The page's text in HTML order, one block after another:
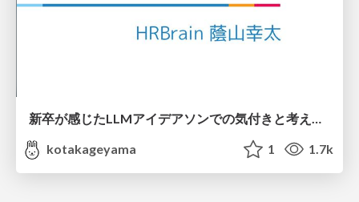
新卒が感じたLLMアイデアソンでの気付きと考え方 / Learning-through-llm-ideathon
kotakageyama
1 1.7k